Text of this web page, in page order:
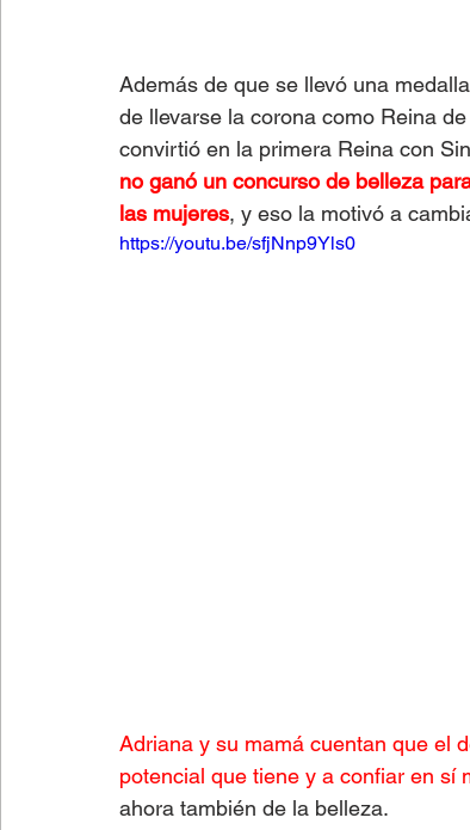
Además de que se llevó una
de llevarse la corona como Reina
convirtió en la primera Reina con
no ganó un concurso de belleza
las mujeres, y eso la motivó a
https://youtu.be/sfjNnp9Yls0
Adriana y su mamá cuentan que el
potencial que tiene y a confiar en sí
ahora también de la belleza.